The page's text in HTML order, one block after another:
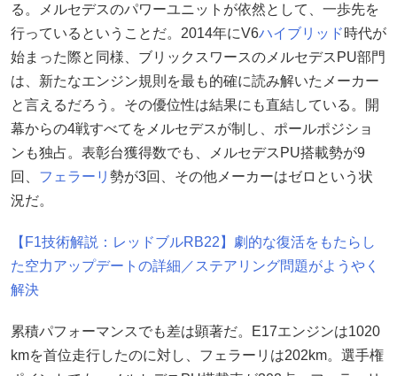
る。メルセデスのパワーユニットが依然として、一歩先を
行っているということだ。2014年にV6ハイブリッド時代が
始まった際と同様、ブリックスワースのメルセデスPU部門
は、新たなエンジン規則を最も的確に読み解いたメーカー
と言えるだろう。その優位性は結果にも直結している。開
幕からの4戦すべてをメルセデスが制し、ポールポジショ
ンも独占。表彰台獲得数でも、メルセデスPU搭載勢が9
回、 フェラーリ 勢が3回、その他メーカーはゼロという状
況だ。
【F1技術解説：レッドブルRB22】劇的な復活をもたらし
た空力アップデートの詳細／ステアリング問題がようやく
解決
累積パフォーマンスでも差は顕著だ。E17エンジンは1020
kmを首位走行したのに対し、フェラーリは202km。選手権